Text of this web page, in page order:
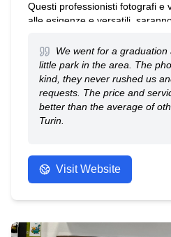
Questi professionisti fotografi e
alle esigenze e versatili,
anche servizi fotografici per
maternità e molto altro.
informazioni!
We went for a
little park in the area. The
kind, they never rushed us
requests. The price and
better than the average of
Turin.
Visit Website